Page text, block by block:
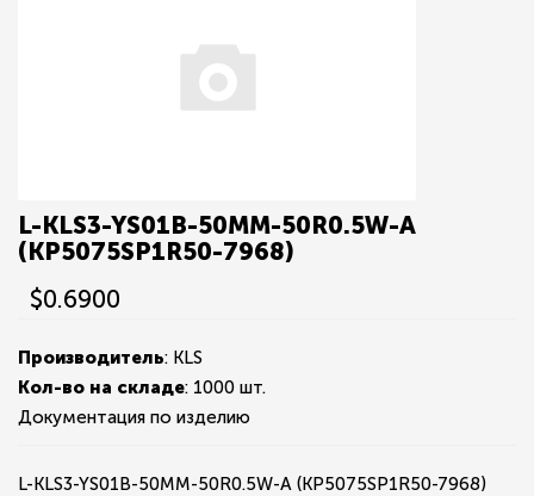
L-KLS3-YS01B-50MM-50R0.5W-A
(KP5075SP1R50-7968)
$0.6900
Производитель: KLS
Кол-во на складе: 1000 шт.
Документация по изделию
L-KLS3-YS01B-50MM-50R0.5W-A (KP5075SP1R50-7968)